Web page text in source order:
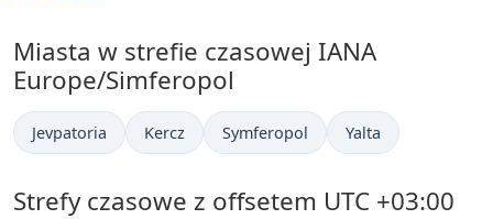
Miasta w strefie czasowej IANA
Europe/Simferopol
Jevpatoria Kercz Symferopol Yalta
Strefy czasowe z offsetem UTC +03:00